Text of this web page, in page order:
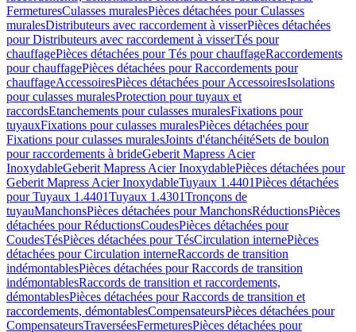
FermeturesCulasses muralesPièces détachées pour Culasses
muralesDistributeurs avec raccordement à visserPièces détachées
pour Distributeurs avec raccordement à visserTés pour
chauffagePièces détachées pour Tés pour chauffageRaccordements
pour chauffagePièces détachées pour Raccordements pour
chauffageAccessoiresPièces détachées pour AccessoiresIsolations
pour culasses muralesProtection pour tuyaux et
raccordsEtanchements pour culasses muralesFixations pour
tuyauxFixations pour culasses muralesPièces détachées pour
Fixations pour culasses muralesJoints d'étanchéitéSets de boulon
pour raccordements à brideGeberit Mapress Acier
InoxydableGeberit Mapress Acier InoxydablePièces détachées pour
Geberit Mapress Acier InoxydableTuyaux 1.4401Pièces détachées
pour Tuyaux 1.4401Tuyaux 1.4301Tronçons de
tuyauManchonsPièces détachées pour ManchonsRéductionsPièces
détachées pour RéductionsCoudesPièces détachées pour
CoudesTésPièces détachées pour TésCirculation internePièces
détachées pour Circulation interneRaccords de transition
indémontablesPièces détachées pour Raccords de transition
indémontablesRaccords de transition et raccordements,
démontablesPièces détachées pour Raccords de transition et
raccordements, démontablesCompensateursPièces détachées pour
CompensateursTraverséesFermeturesPièces détachées pour